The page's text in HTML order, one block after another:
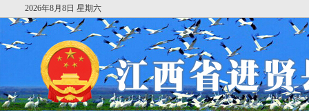
2026年8月8日 星期六